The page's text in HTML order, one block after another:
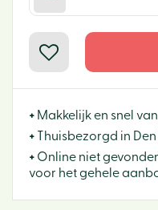
+ Makkelijk en snel
+ Thuisbezorgd in Den
+ Online niet
voor het gehele